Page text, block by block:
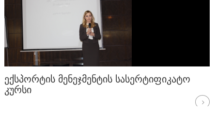
ᲔᲥᲡᲞᲝᲠᲢᲘᲡ ᲛᲔᲜᲔᲯᲛᲔᲜᲢᲘᲡ ᲡᲐᲡᲔᲠᲢᲘᲤᲘᲙᲐᲢᲝ
ᲙᲣᲠᲡᲘ